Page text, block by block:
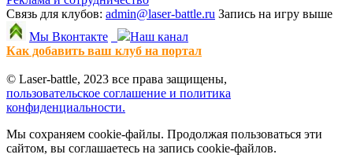
Связь для клубов: admin@laser-battle.ru Запись на игру выше
Мы Вконтакте
Наш канал
Как добавить ваш клуб на портал
© Laser-battle, 2023 все права защищены,
пользовательское соглашение и политика
конфиденциальности.
Мы сохраняем cookie-файлы. Продолжая пользоваться эти
сайтом, вы соглашаетесь на запись cookie-файлов.